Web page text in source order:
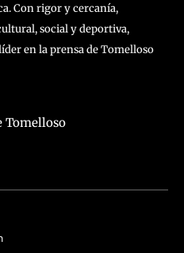
Con rigor y cercanía,
social y deportiva,
en la prensa de Tomelloso
Tomelloso